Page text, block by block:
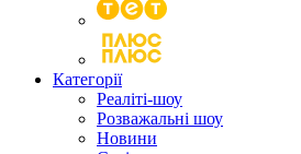
Категорії
Реаліті-шоу
Розважальні шоу
Новини